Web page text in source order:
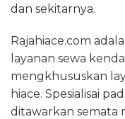
dan sekitarnya.
Rajahiace.com
layanan sewa
mengkhususkan
hiace. Spesialisai
ditawarkan